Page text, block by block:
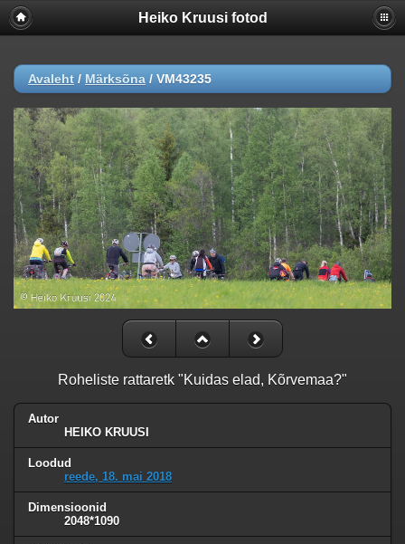
Heiko Kruusi fotod
Avaleht / Märksõna / VM43235
Roheliste rattaretk "Kuidas elad, Kõrvemaa?"
Autor
HEIKO KRUUSI
Loodud
reede, 18. mai 2018
Dimensioonid
2048*1090